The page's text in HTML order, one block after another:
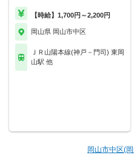
【時給】1,700円～2,200円
岡山県 岡山市中区
ＪＲ山陽本線(神戸－門司) 東岡
山駅 他
岡山市中区(